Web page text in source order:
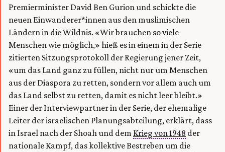
Premierminister David Ben Gurion und schickte die
neuen Einwanderer*innen aus den muslimischen
Ländern in die Wildnis. «Wir brauchen so viele
Menschen wie möglich,» hieß es in einem in der Serie
zitierten Sitzungsprotokoll der Regierung jener Zeit,
«um das Land ganz zu füllen, nicht nur um Menschen
aus der Diaspora zu retten, sondern vor allem auch um
das Land selbst zu retten, damit es nicht leer bleibt.»
Einer der Interviewpartner in der Serie, der ehemalige
Leiter der israelischen Planungsabteilung, erklärt, dass
in Israel nach der Shoah und dem Krieg von 1948 der
nationale Kampf, das kollektive Bestreben um die